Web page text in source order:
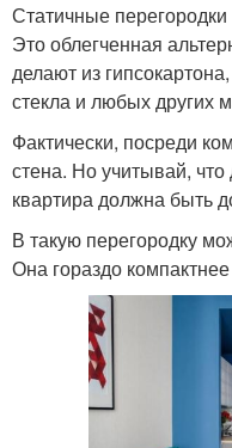
Статичные перегородки
Это облегченная
делают из
стекла и любых других
Фактически, посреди
стена. Но учитывай,
квартира должна быть
В такую перегородку
Она гораздо